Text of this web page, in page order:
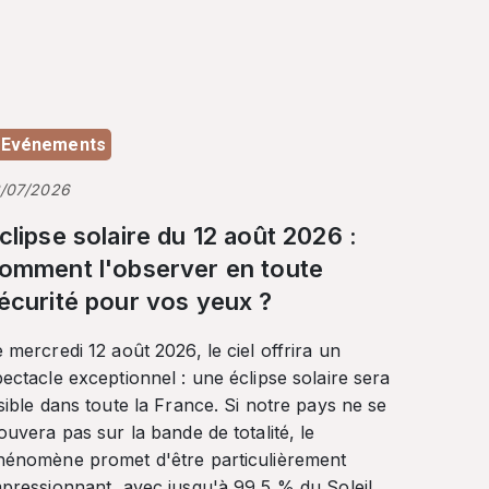
07/2026
solaire du 12 août 2026 :
l'observer en toute
pour vos yeux ?
mercredi 12 août 2026, le ciel offrira un
exceptionnel : une éclipse solaire sera
dans toute la France. Si notre pays ne se
pas sur la bande de totalité, le
promet d'être particulièrement